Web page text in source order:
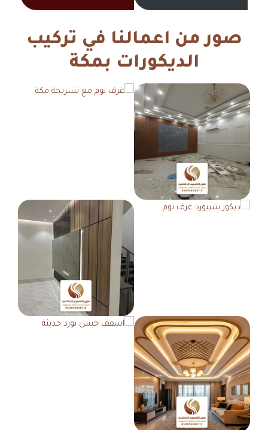
صور من اعمالنا في تركيب
الديكورات بمكة